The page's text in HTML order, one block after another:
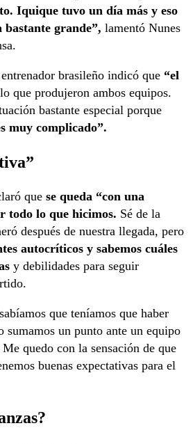
Iquique tuvo un día más y eso
grande”, lamentó Nunes
brasileño indicó que “el
que produjeron ambos equipos.
bastante especial porque
muy complicado”.
que se queda “con una
todo lo que hicimos. Sé de la
después de nuestra llegada, pero
autocríticos y sabemos cuáles
y debilidades para seguir
que teníamos que haber
sumamos un punto ante un equipo
quedo con la sensación de que
buenas expectativas para el